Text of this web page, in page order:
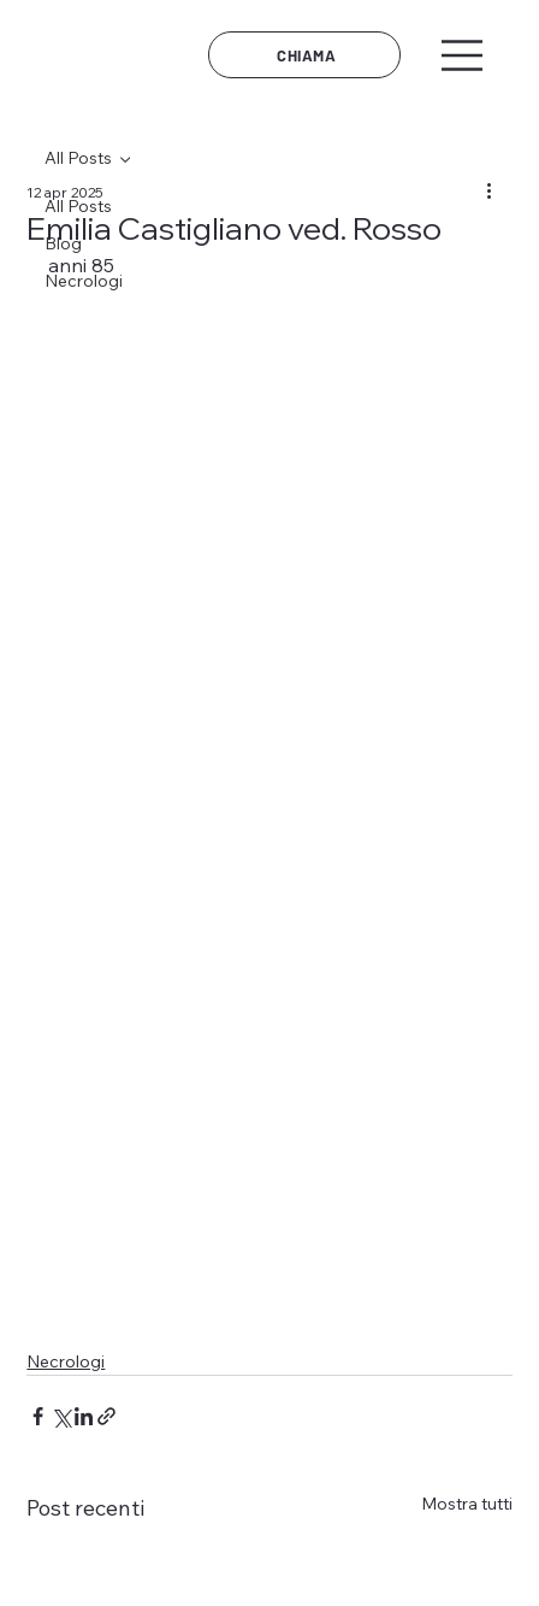
CHIAMA
All Posts
Blog
Necrologi
All Posts
Emilia Castigliano ved. Rosso
12 apr 2025
anni 85
Necrologi
Post recenti Mostra tutti